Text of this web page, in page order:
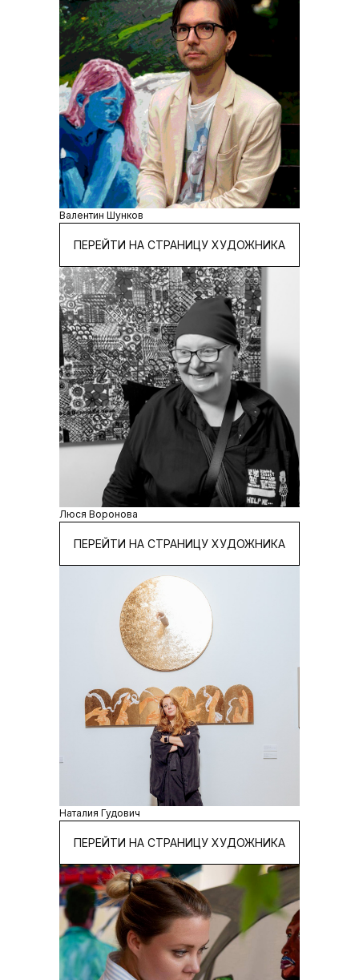
Валентин Шунков
ПЕРЕЙТИ НА СТРАНИЦУ ХУДОЖНИКА
Люся Воронова
ПЕРЕЙТИ НА СТРАНИЦУ ХУДОЖНИКА
Наталия Гудович
ПЕРЕЙТИ НА СТРАНИЦУ ХУДОЖНИКА